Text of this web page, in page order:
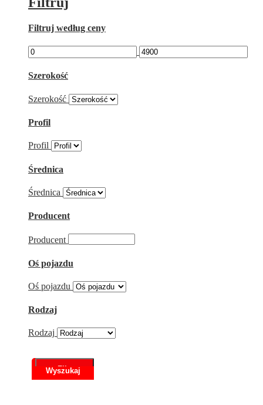
Filtruj według ceny
Szerokość
Szerokość
Profil
Profil
Średnica
Średnica
Producent
Producent
Oś pojazdu
Oś pojazdu
Rodzaj
Rodzaj
Filtr